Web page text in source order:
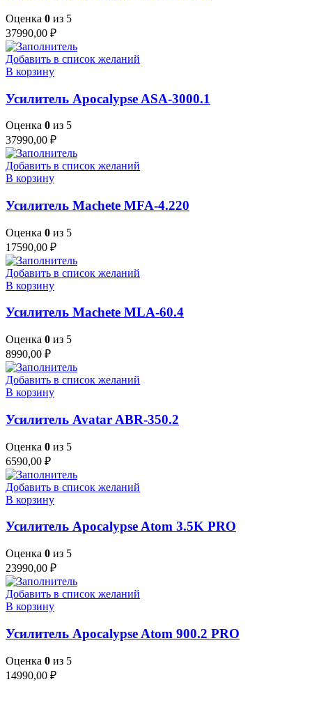
Оценка 0 из 5
37990,00 ₽
Добавить в список желаний
В корзину
Усилитель Apocalypse ASA-3000.1
Оценка 0 из 5
37990,00 ₽
Добавить в список желаний
В корзину
Усилитель Machete MFA-4.220
Оценка 0 из 5
17590,00 ₽
Добавить в список желаний
В корзину
Усилитель Machete MLA-60.4
Оценка 0 из 5
8990,00 ₽
Добавить в список желаний
В корзину
Усилитель Avatar ABR-350.2
Оценка 0 из 5
6590,00 ₽
Добавить в список желаний
В корзину
Усилитель Apocalypse Atom 3.5K PRO
Оценка 0 из 5
23990,00 ₽
Добавить в список желаний
В корзину
Усилитель Apocalypse Atom 900.2 PRO
Оценка 0 из 5
14990,00 ₽